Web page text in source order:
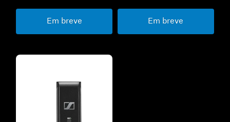
Em breve Em breve